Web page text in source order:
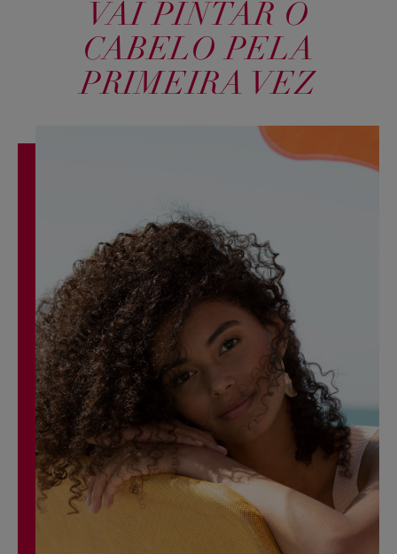
VAI PINTAR O
CABELO PELA
PRIMEIRA VEZ